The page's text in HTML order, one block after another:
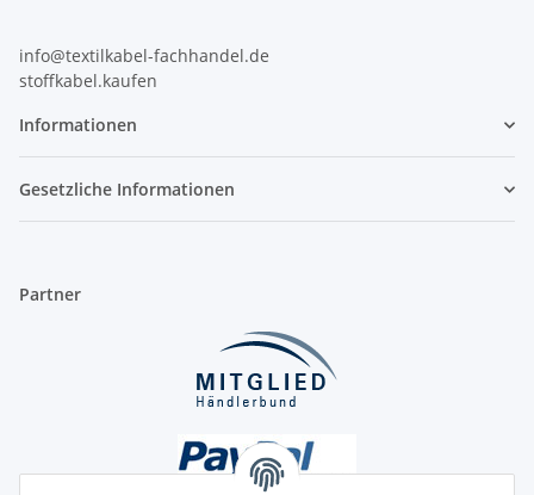
info@textilkabel-fachhandel.de
stoffkabel.kaufen
Informationen
Gesetzliche Informationen
Partner